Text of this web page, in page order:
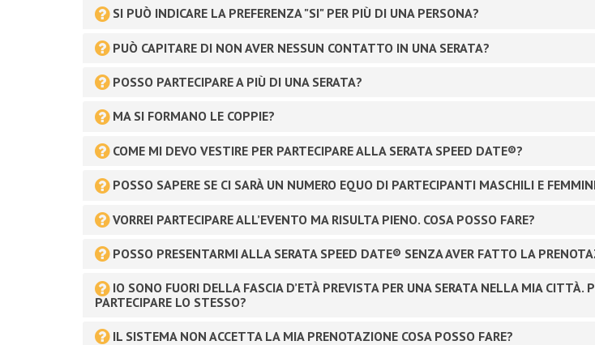
SI PUÒ INDICARE LA PREFERENZA "SI" PER PIÙ DI UNA PERSONA?
PUÒ CAPITARE DI NON AVER NESSUN CONTATTO IN UNA SERATA?
POSSO PARTECIPARE A PIÙ DI UNA SERATA?
MA SI FORMANO LE COPPIE?
COME MI DEVO VESTIRE PER PARTECIPARE ALLA SERATA SPEED DATE®?
POSSO SAPERE SE CI SARÀ UN NUMERO EQUO DI PARTECIPANTI MASCHILI E
VORREI PARTECIPARE ALL’EVENTO MA RISULTA PIENO. COSA POSSO FARE?
POSSO PRESENTARMI ALLA SERATA SPEED DATE® SENZA AVER FATTO LA
IO SONO FUORI DELLA FASCIA D’ETÀ PREVISTA PER UNA SERATA NELLA MIA CITTÀ.
PARTECIPARE LO STESSO?
IL SISTEMA NON ACCETTA LA MIA PRENOTAZIONE COSA POSSO FARE?